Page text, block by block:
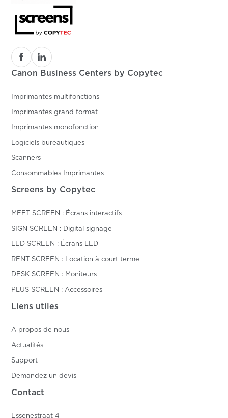
Canon Business Centers by Copytec
Imprimantes multifonctions
Imprimantes grand format
Imprimantes monofonction
Logiciels bureautiques
Scanners
Consommables Imprimantes
Screens by Copytec
MEET SCREEN : Écrans interactifs
SIGN SCREEN : Digital signage
LED SCREEN : Écrans LED
RENT SCREEN : Location à court terme
DESK SCREEN : Moniteurs
PLUS SCREEN : Accessoires
Liens utiles
A propos de nous
Actualités
Support
Demandez un devis
Contact
Essenestraat 4